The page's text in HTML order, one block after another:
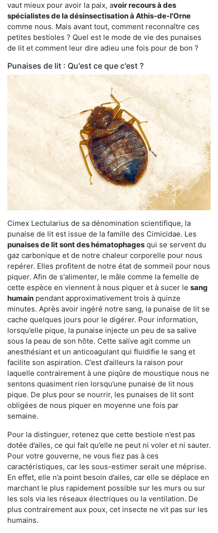
vaut mieux pour avoir la paix, avoir recours à des
spécialistes de la désinsectisation à Athis-de-l'Orne
comme nous. Mais avant tout, comment reconnaître ces
petites bestioles ? Quel est le mode de vie des punaises
de lit et comment leur dire adieu une fois pour de bon ?
Punaises de lit : Qu'est ce que c'est ?
Cimex Lectularius de sa dénomination scientifique, la
punaise de lit est issue de la famille des Cimicidae. Les
punaises de lit sont des hématophages qui se servent du
gaz carbonique et de notre chaleur corporelle pour nous
repérer. Elles profitent de notre état de sommeil pour nous
piquer. Afin de s'alimenter, le mâle comme la femelle de
cette espèce en viennent à nous piquer et à sucer le sang
humain pendant approximativement trois à quinze
minutes. Après avoir ingéré notre sang, la punaise de lit se
cache quelques jours pour le digérer. Pour information,
lorsqu’elle pique, la punaise injecte un peu de sa salive
sous la peau de son hôte. Cette salive agit comme un
anesthésiant et un anticoagulant qui fluidifie le sang et
facilite son aspiration. C’est d’ailleurs la raison pour
laquelle contrairement à une piqûre de moustique nous ne
sentons quasiment rien lorsqu’une punaise de lit nous
pique. De plus pour se nourrir, les punaises de lit sont
obligées de nous piquer en moyenne une fois par
semaine.
Pour la distinguer, retenez que cette bestiole n’est pas
dotée d’ailes, ce qui fait qu’elle ne peut ni voler et ni sauter.
Pour votre gouverne, ne vous fiez pas à ces
caractéristiques, car les sous-estimer serait une méprise.
En effet, elle n’a point besoin d’ailes, car elle se déplace en
marchant le plus rapidement possible sur les murs ou sur
les sols via les réseaux électriques ou la ventilation. De
plus contrairement aux poux, cet insecte ne vit pas sur les
humains.